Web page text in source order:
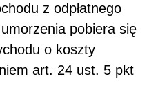
z odpłatnego
pobiera się
o koszty
art. 24 ust. 5 pkt